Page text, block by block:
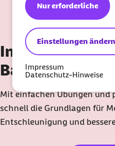
Einstellungen ändern
Nur erforderliche
Impressum
Datenschutz-Hinweise
In 7 Tagen
Barmer-
Mit einfachen Übungen und
schnell die Grundlagen für
Entschleunigung und